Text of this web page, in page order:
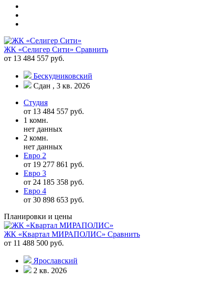
ЖК «Селигер Сити» Сравнить
от 13 484 557 руб.
Бескудниковский
Сдан , 3 кв. 2026
Студия
от 13 484 557 руб.
1 комн.
нет данных
2 комн.
нет данных
Евро 2
от 19 277 861 руб.
Евро 3
от 24 185 358 руб.
Евро 4
от 30 898 653 руб.
Планировки и цены
ЖК «Квартал МИРАПОЛИС» Сравнить
от 11 488 500 руб.
Ярославский
2 кв. 2026